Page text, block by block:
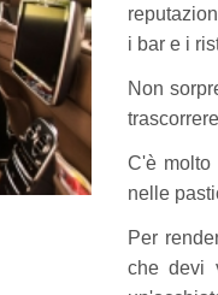
i bar e i
Non
C'è molto
nelle
Per
che devi